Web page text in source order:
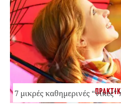
7 μικρές καθημερινές